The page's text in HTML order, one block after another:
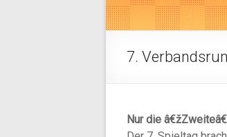
7.
Nur die